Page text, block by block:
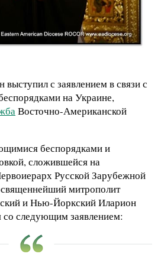
с заявлением в связи с
на Украине,
Восточно-Американской
беспорядками и
сложившейся на
Русской Зарубежной
митрополит
и Нью-Йоркский Иларион
со следующим заявлением: